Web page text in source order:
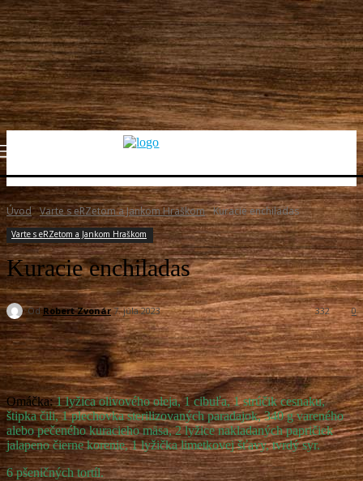
Úvod Varte s eRZetom a Jankom Hraškom Kuracie enchiladas
Varte s eRZetom a Jankom Hraškom
Kuracie enchiladas
Od Robert Zvonár 7. júla 2023 0
332
Facebook X Pinterest WhatsApp
Omáčka:1 lyžica olivového oleja, 1 cibuľa, 1 strúčik cesnaku,
štipka čili, 1 plechovka sterilizovaných paradajok, 340 g vareného
alebo pečeného kuracieho mäsa, 2 lyžice nakladaných papričiek
jalapeno čierne korenie, 1 lyžička limetkovej šťavy, tvrdý syr.
6 pšeničných tortíl.